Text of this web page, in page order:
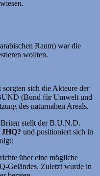
Raum) war die
wollten.
sorgten sich die Akteure der
(Bund für Umwelt und
des naturnahen Areals.
Briten stellt der B.U.N.D.
und positioniert sich in
über eine mögliche
Geländes. Zuletzt wurde in